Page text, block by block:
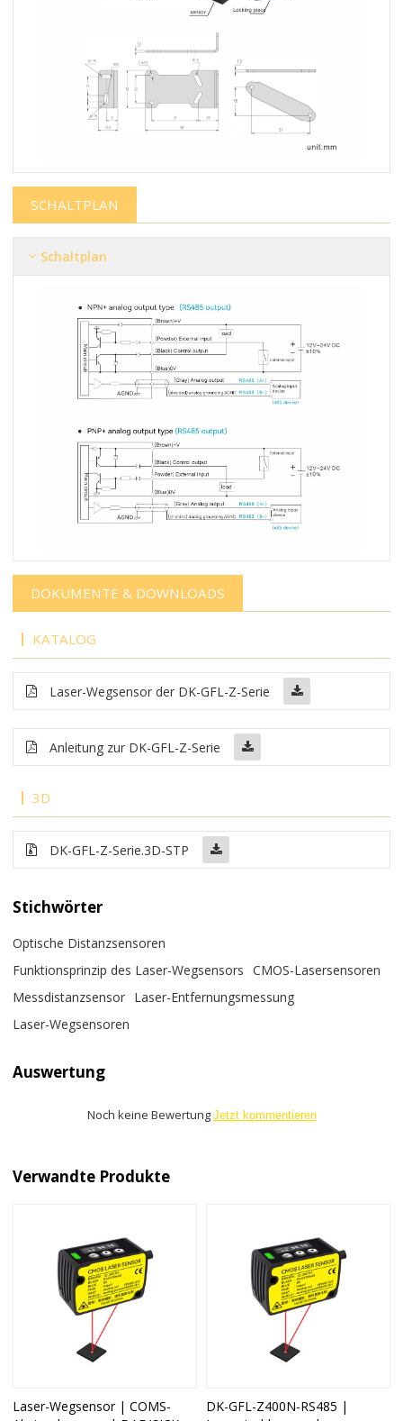
SCHALTPLAN
Schaltplan
DOKUMENTE & DOWNLOADS
KATALOG
Laser-Wegsensor der DK-GFL-Z-Serie
Anleitung zur DK-GFL-Z-Serie
3D
DK-GFL-Z-Serie.3D-STP
Stichwörter
Optische Distanzsensoren
Funktionsprinzip des Laser-Wegsensors
CMOS-Lasersensoren
Messdistanzsensor Laser-Entfernungsmessung
Laser-Wegsensoren
Auswertung
Noch keine Bewertung Jetzt kommentieren
Verwandte Produkte
Laser-Wegsensor | COMS-
DK-GFL-Z400N-RS485 |